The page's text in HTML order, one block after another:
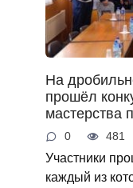
На
прошёл
мастерства
0 481
Участники
каждый из